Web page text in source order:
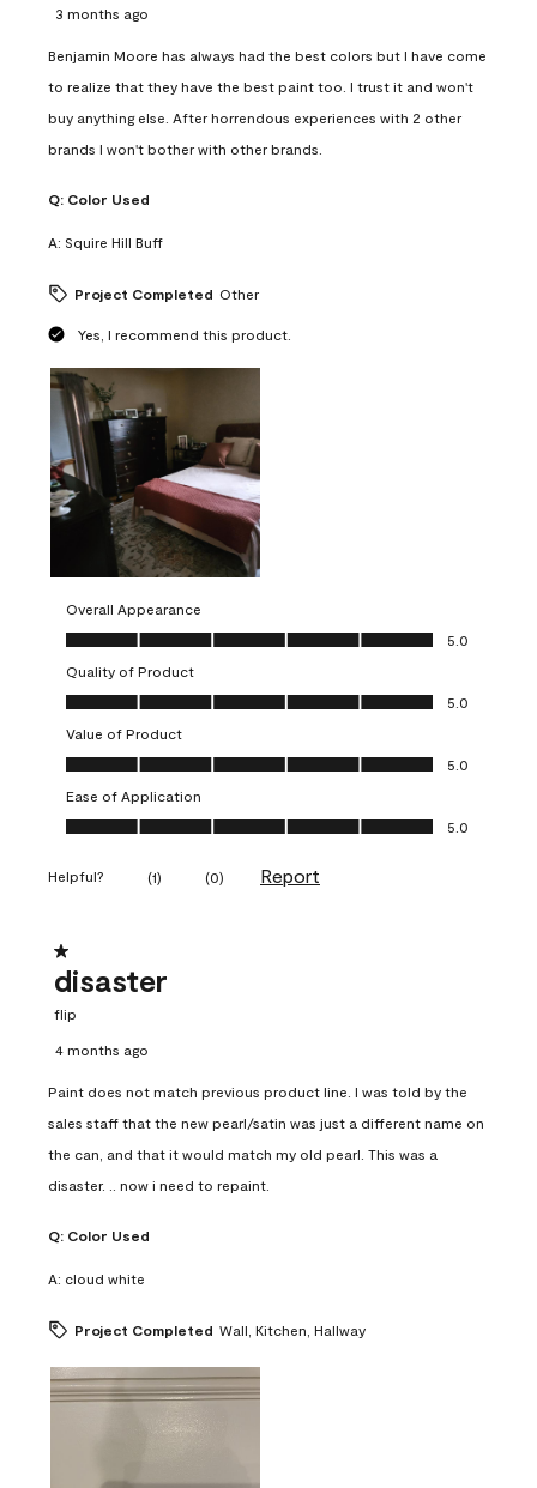
3 months ago
Benjamin Moore has always had the best colors but I have come
to realize that they have the best paint too. I trust it and won't
buy anything else. After horrendous experiences with 2 other
brands I won't bother with other brands.
Q: Color Used
A: Squire Hill Buff
Project Completed Other
Yes, I recommend this product.
Overall Appearance
Overall Appearance, 5.0 out of 5
5.0
Quality of Product
Quality of Product, 5.0 out of 5
5.0
Value of Product
Value of Product, 5.0 out of 5
5.0
Ease of Application
Ease of Application, 5.0 out of 5
5.0
Helpful? (1) (0) Report
1 out of 5 stars.
disaster
flip
4 months ago
Paint does not match previous product line. I was told by the
sales staff that the new pearl/satin was just a different name on
the can, and that it would match my old pearl. This was a
disaster. .. now i need to repaint.
Q: Color Used
A: cloud white
Project Completed Wall, Kitchen, Hallway